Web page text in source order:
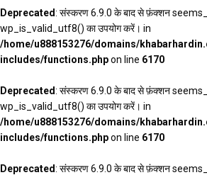
Deprecated: संस्करण 6.9.0 के बाद से फ़ंक्शन
wp_is_valid_utf8() का उपयोग करें। in
/home/u888153276/domains/
includes/functions.phpon line 6170
Deprecated: संस्करण 6.9.0 के बाद से फ़ंक्शन
wp_is_valid_utf8() का उपयोग करें। in
/home/u888153276/domains/
includes/functions.phpon line 6170
Deprecated: संस्करण 6.9.0 के बाद से फ़ंक्शन